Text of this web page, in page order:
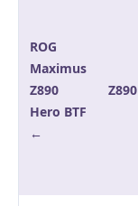
ROG
Maximus
Z890
Hero BTF
←
Z890